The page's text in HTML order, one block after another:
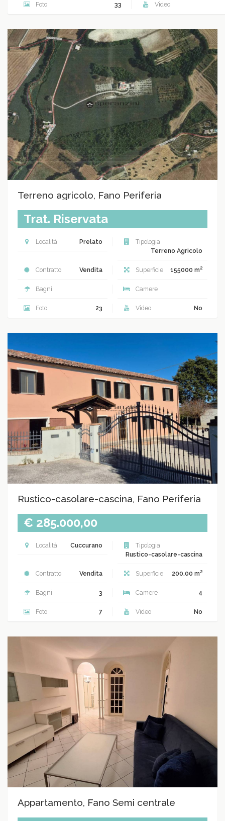
Foto 33 Video
Terreno agricolo, Fano Periferia
Trat. Riservata
Località Prelato
Tipologia
Terreno Agricolo
Contratto Vendita Superficie 155000 m2
Bagni Camere
Foto 23 Video No
Rustico-casolare-cascina, Fano Periferia
€ 285.000,00
Località Cuccurano
Tipologia
Rustico-casolare-cascina
Contratto Vendita Superficie 200.00 m2
Bagni 3 Camere 4
Foto 7 Video No
Appartamento, Fano Semi centrale